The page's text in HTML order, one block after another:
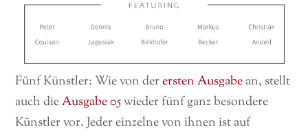
Fünf Künstler: Wie von derersten Ausgabean, stellt
auch dieAusgabe 05wieder fünf ganz besondere
Künstler vor. Jeder einzelne von ihnen ist auf